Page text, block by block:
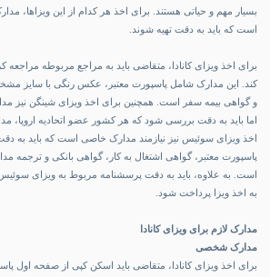
بسیار مهم و حیاتی هستند. برای اخذ هر کدام از این ویزاها،
است که باید به دقت تهیه شوند.
برای اخذ ویزای کانادا، متقاضی باید به مراجع مربوطه مراجعه
کند. این مدارک شامل پاسپورت معتبر، عکس رنگی با سایز
و گواهی بیمه سفر است. همچنین برای اخذ ویزای شینگن نیز
اما باید به دقت بررسی شود که هر کشور عضو اتحادیه اروپا،
اخذ ویزای سوئیس نیز نیازمند مدارک خاصی است که باید به
پاسپورت معتبر، گواهی اشتغال به کار، گواهی بانکی و ترجمه
است. به علاوه، باید به دقت پرسشنامه مربوط به ویزای
به اخذ ویزا پرداخت شود.
مدارک لازم برای ویزای کانادا
مدارک شخصی
برای اخذ ویزای کانادا، متقاضی باید اسکن کپی از صفحه اول